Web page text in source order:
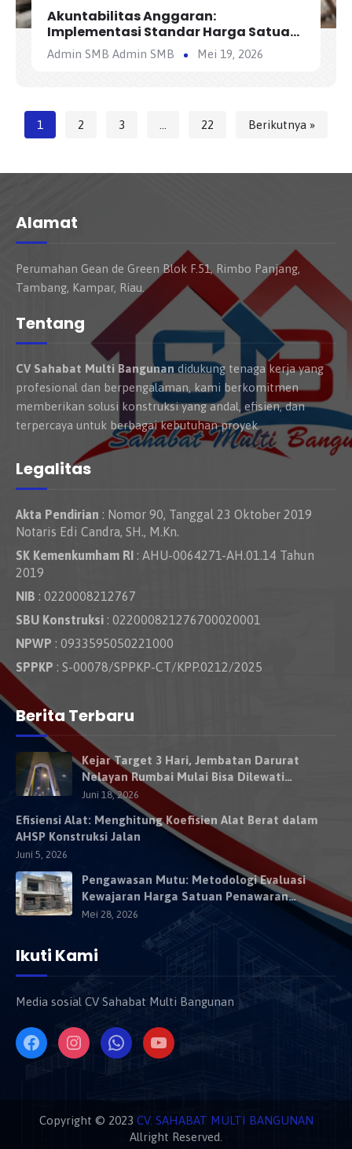
Akuntabilitas Anggaran:
Implementasi Standar Harga Satuan
Regional (SHSR) dalam Konstruksi
Admin SMB Admin SMB Mei 19, 2026
1 2 3 22 Berikutnya »
Alamat
Perumahan Gean de Green Blok F.51, Rimbo Panjang,
Tambang, Kampar, Riau.
Tentang
CV Sahabat Multi Bangunan didukung tenaga kerja yang
profesional dan berpengalaman, kami berkomitmen
memberikan solusi konstruksi yang andal, efisien, dan
terpercaya untuk berbagai kebutuhan proyek.
Legalitas
Akta Pendirian : Nomor 90, Tanggal 23 Oktober 2019
Notaris Edi Candra, SH., M.Kn.
SK Kemenkumham RI : AHU-0064271-AH.01.14 Tahun
2019
NIB : 0220008212767
SBU Konstruksi : 022000821276700020001
NPWP : 0933595050221000
SPPKP : S-00078/SPPKP-CT/KPP.0212/2025
Berita Terbaru
Kejar Target 3 Hari, Jembatan Darurat
Nelayan Rumbai Mulai Bisa Dilewati
Kendaraan Besok
Juni 18, 2026
Efisiensi Alat: Menghitung Koefisien Alat Berat dalam
AHSP Konstruksi Jalan
Juni 5, 2026
Pengawasan Mutu: Metodologi Evaluasi
Kewajaran Harga Satuan Penawaran
Kontraktor
Mei 28, 2026
Ikuti Kami
Media sosial CV Sahabat Multi Bangunan
Copyright © 2023 CV. SAHABAT MULTI BANGUNAN
Allright Reserved.